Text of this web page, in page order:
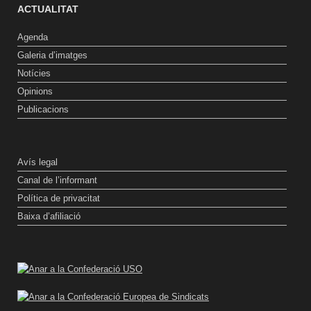
ACTUALITAT
Agenda
Galeria d’imatges
Notícies
Opinions
Publicacions
Avís legal
Canal de l’informant
Política de privacitat
Baixa d’afiliació